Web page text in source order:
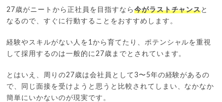
27歳がニートから正社員を目指すなら 今がラストチャンスと
なるので、すぐに行動することをおすすめします。
経験やスキルがない人を1から育てたり、ポテンシャルを重視
して採用するのは一般的に27歳までとされています。
とはいえ、周りの27歳は会社員として3〜5年の経験があるの
で、同じ面接を受けようと思うと比較されてしまい、なかなか
簡単にいかないのが現実です。